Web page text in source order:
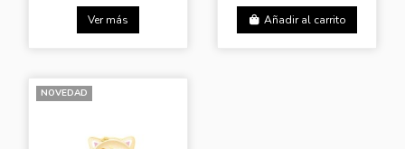
Ver más Añadir al carrito
NOVEDAD